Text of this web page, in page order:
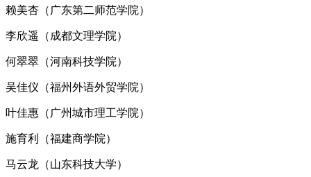
赖美杏（广东第二师范学院）
李欣遥（成都文理学院）
何翠翠（河南科技学院）
吴佳仪（福州外语外贸学院）
叶佳惠（广州城市理工学院）
施育利（福建商学院）
马云龙（山东科技大学）